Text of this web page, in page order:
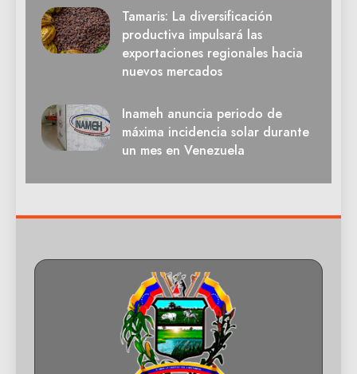
Tamaris: La diversificación
productiva impulsará las
exportaciones regionales hacia
nuevos mercados
Inameh anuncia periodo de
máxima incidencia solar durante
un mes en Venezuela